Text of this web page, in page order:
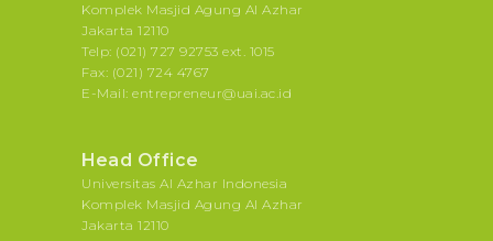
Komplek Masjid Agung Al Azhar
Jakarta 12110
Telp: (021) 727 92753 ext. 1015
Fax: (021) 724 4767
E-Mail: entrepreneur@uai.ac.id
Head Office
Universitas Al Azhar Indonesia
Komplek Masjid Agung Al Azhar
Jakarta 12110